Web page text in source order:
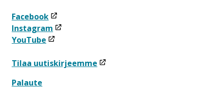
Facebook(linkki
avataan
uuteen
Instagram (linkki
avataan
ikkunaan)
YouTube (linkki
uuteen
Tilaa uutiskirjeemme (linkki
Palaute